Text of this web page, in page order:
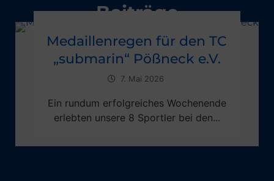
Beiträge
Medaillenregen für den TC
„submarin“ Pößneck e.V.
7. Mai 2026
Ein rundum erfolgreiches Wochenende
erlebten unsere 8 Sportler bei den...